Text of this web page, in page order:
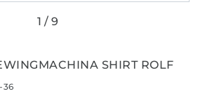
SHIRT ROLF
36